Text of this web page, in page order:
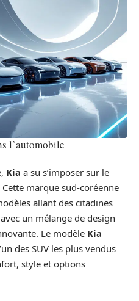
l’automobile
Kia a su s’imposer sur le
marque sud-coréenne
allant des citadines
un mélange de design
Le modèle Kia
des SUV les plus vendus
style et options